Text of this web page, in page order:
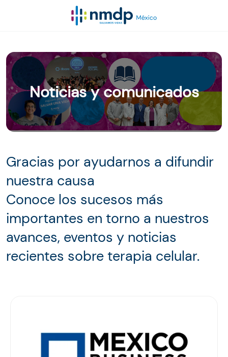
Noticias y comunicados
Gracias por ayudarnos a difundir
nuestra causa
Conoce los sucesos más
importantes en torno a nuestros
avances, eventos y noticias
recientes sobre terapia celular.